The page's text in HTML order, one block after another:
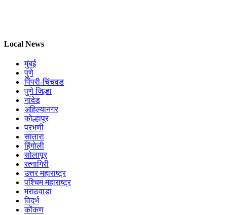
Local News
मुंबई
पुणे
पिंपरी-चिंचवड
पुणे जिल्हा
नांदेड
अहिल्यानगर
कोल्हापूर
परभणी
सातारा
हिंगोली
सोलापूर
रत्नागिरी
उत्तर महाराष्ट्र
पश्चिम महाराष्ट्र
मराठवाडा
विदर्भ
कोंकण